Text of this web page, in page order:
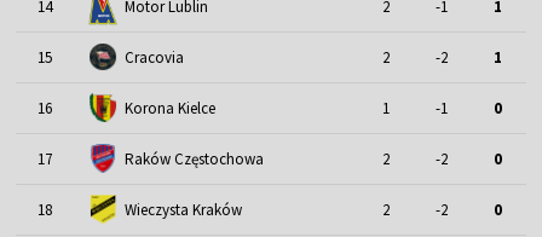
14 Motor Lublin 2 -1 1
15 Cracovia 2 -2 1
16 Korona Kielce 1 -1 0
17 Raków Częstochowa 2 -2 0
18 Wieczysta Kraków 2 -2 0